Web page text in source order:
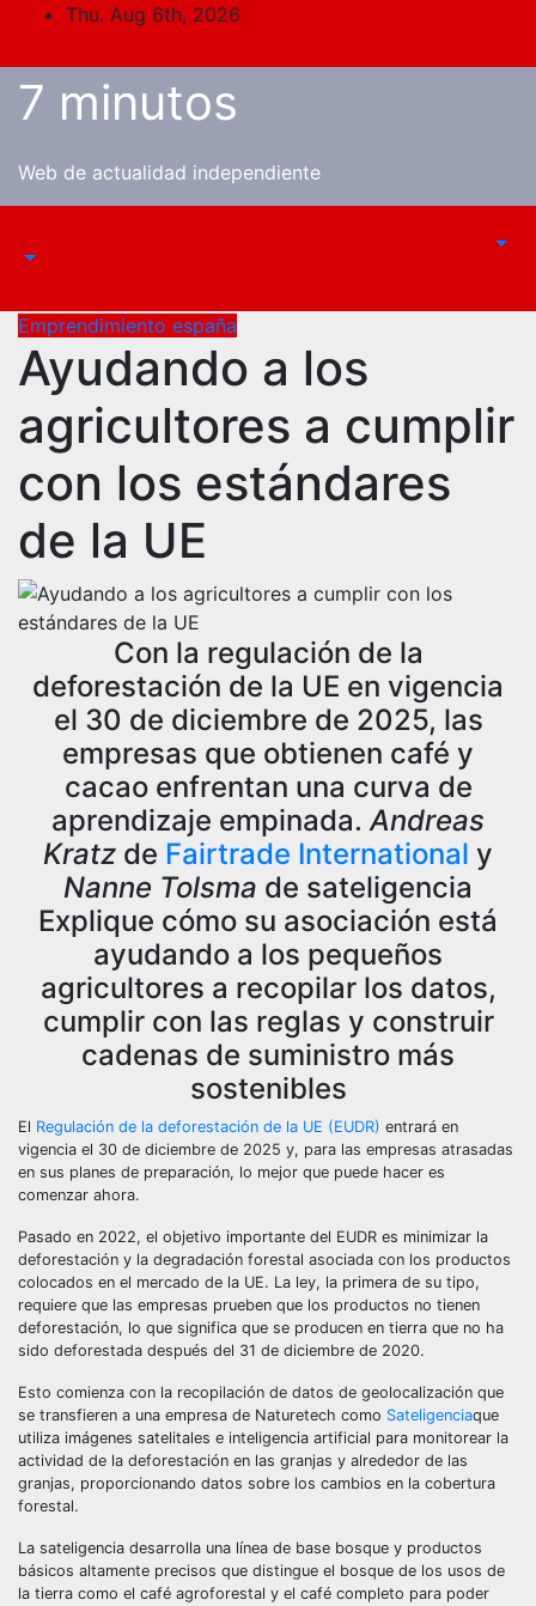
content
Thu. Aug 6th, 2026
7 minutos
Web de actualidad independiente
Emprendimiento españa
Ayudando a los
agricultores a cumplir
con los estándares
de la UE
Con la regulación de la
deforestación de la UE en vigencia
el 30 de diciembre de 2025, las
empresas que obtienen café y
cacao enfrentan una curva de
aprendizaje empinada.Andreas
Kratz de Fairtrade International y
Nanne Tolsma de sateligencia
Explique cómo su asociación está
ayudando a los pequeños
agricultores a recopilar los datos,
cumplir con las reglas y construir
cadenas de suministro más
sostenibles
El Regulación de la deforestación de la UE (EUDR) entrará en
vigencia el 30 de diciembre de 2025 y, para las empresas atrasadas
en sus planes de preparación, lo mejor que puede hacer es
comenzar ahora.
Pasado en 2022, el objetivo importante del EUDR es minimizar la
deforestación y la degradación forestal asociada con los productos
colocados en el mercado de la UE. La ley, la primera de su tipo,
requiere que las empresas prueben que los productos no tienen
deforestación, lo que significa que se producen en tierra que no ha
sido deforestada después del 31 de diciembre de 2020.
Esto comienza con la recopilación de datos de geolocalización que
se transfieren a una empresa de Naturetech como Sateligenciaque
utiliza imágenes satelitales e inteligencia artificial para monitorear la
actividad de la deforestación en las granjas y alrededor de las
granjas, proporcionando datos sobre los cambios en la cobertura
forestal.
La sateligencia desarrolla una línea de base bosque y productos
básicos altamente precisos que distingue el bosque de los usos de
la tierra como el café agroforestal y el café completo para poder